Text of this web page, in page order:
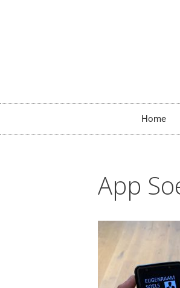
Home
App